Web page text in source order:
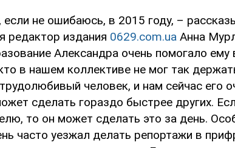
не ошибаюсь, в 2015 году, –
редактор издания 0629.com.ua Анна
Александра очень помогало ему
в нашем коллективе не мог так
человек, и нам сейчас его
сделать гораздо быстрее других.
то он может сделать это за день.
часто уезжал делать репортажи в